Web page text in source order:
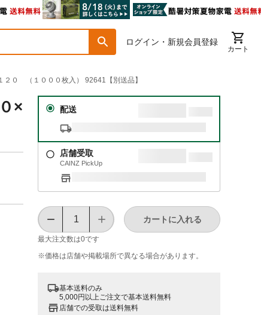
ログイン・新規会員登録
カート
０ （１０００枚入） 92641【別送品】
×
配送
店舗受取
CAINZ PickUp
最大注文数は0です
カートに入れる
※価格は​店舗や​掲載場所で​異なる​場合が​あります。
基本送料のみ
5,000円以上ご注文で基本送料無料
店舗での受取は送料無料